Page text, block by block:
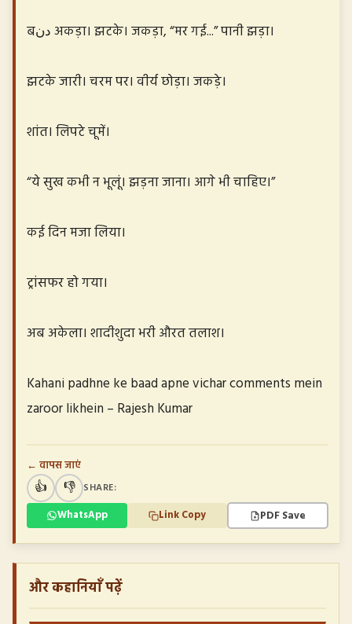
बدن अकड़ा। झटके। जकड़ा, “मर गई...” पानी झड़ा।
झटके जारी। चरम पर। वीर्य छोड़ा। जकड़े।
शांत। लिपटे चूमें।
“ये सुख कभी न भूलूं। झड़ना जाना। आगे भी चाहिए।”
कई दिन मजा लिया।
ट्रांसफर हो गया।
अब अकेला। शादीशुदा भरी औरत तलाश।
Kahani padhne ke baad apne vichar comments mein
zaroor likhein – Rajesh Kumar
← वापस जाएं
👍 👎 SHARE:
WhatsApp
Link Copy PDF Save
और कहानियाँ पढ़ें